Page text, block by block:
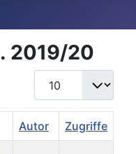
2019/20
Anzeige #
Autor Zugriffe